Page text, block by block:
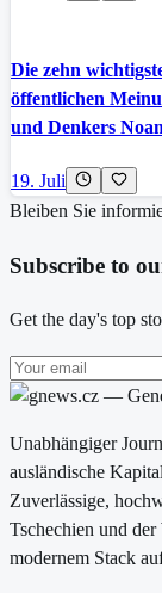
Die zehn
öffentlichen
und Denkers
19. Juli
Bleiben Sie
Subscribe to
Get the day's top
Unabhängiger
ausländische
Zuverlässige,
Tschechien und
modernem Stack